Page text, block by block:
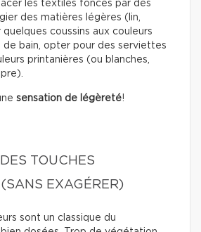
les textiles foncés par des
des matières légères (lin,
coussins aux couleurs
de bain, opter pour des serviettes
printanières (ou blanches,
sensation de légèreté!
TOUCHES
EXAGÉRER)
sont un classique du